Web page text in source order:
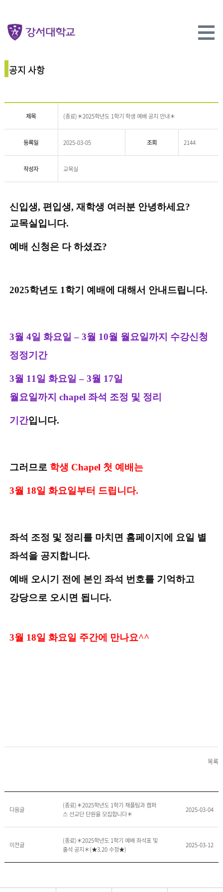
공지 사항
제목 (종료)＊2025학년도 1학기 학생 예배 공지 안내＊
등록일 2025-03-05 조회 2144
작성자 교목실
신입생, 편입생, 재학생 여러분 안녕하세요?
교목실입니다.
예배 신청은 다 하셨죠?
2025학년도 1학기 예배에 대해서 안내드립니다.
3월 4일 화요일– 3월 10월 월요일까지 수강신청
정정기간
3월 11일 화요일– 3월 17일
월요일까지 chapel 좌석 조정 및 정리
기간입니다.
그러므로 학생 Chapel 첫 예배는
3월 18일 화요일부터 드립니다.
좌석 조정 및 정리를 마치면 홈페이지에 요일 별
좌석을 공지합니다.
예배 오시기 전에 본인 좌석 번호를 기억하고
강당으로 오시면 됩니다.
3월 18일 화요일 주간에 만나요^^
목록
다음글
(종료)＊2025학년도 1학기 채플팀과 캠퍼
스 선교단 단원을 모집합니다＊
2025-03-04
이전글
(종료)＊2025학년도 1학기 예배 좌석표 및
출석 공지＊(★3.20 수정★)
2025-03-12